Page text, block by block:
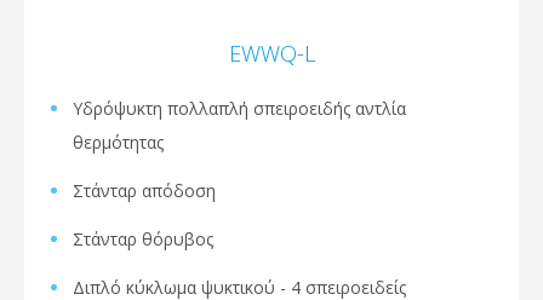
EWWQ-L
Υδρόψυκτη πολλαπλή σπειροειδής αντλία
θερμότητας
Στάνταρ απόδοση
Στάνταρ θόρυβος
Διπλό κύκλωμα ψυκτικού - 4 σπειροειδείς